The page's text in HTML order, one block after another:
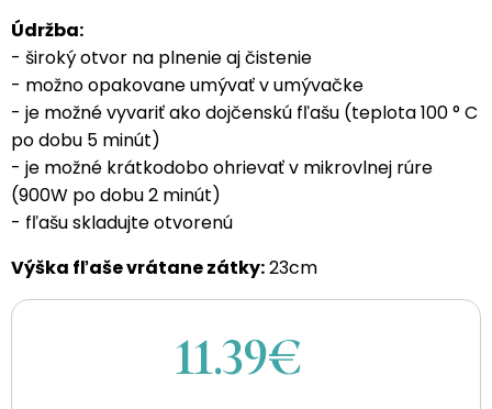
Údržba:
- široký otvor na plnenie aj čistenie
- možno opakovane umývať v umývačke
- je možné vyvariť ako dojčenskú fľašu (teplota 100 ° C
po dobu 5 minút)
- je možné krátkodobo ohrievať v mikrovlnej rúre
(900W po dobu 2 minút)
- fľašu skladujte otvorenú
Výška fľaše vrátane zátky:23cm
11.39€